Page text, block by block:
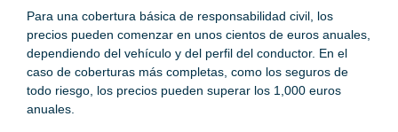
Para una cobertura básica de responsabilidad civil, los
precios pueden comenzar en unos cientos de euros anuales,
dependiendo del vehículo y del perfil del conductor. En el
caso de coberturas más completas, como los seguros de
todo riesgo, los precios pueden superar los 1,000 euros
anuales.